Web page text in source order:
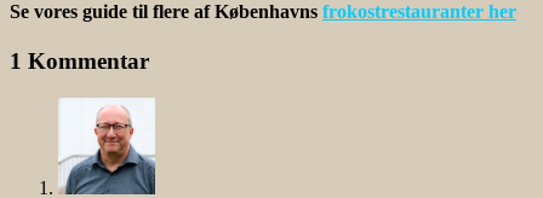
Se vores guide til flere af Københavns frokostrestauranter her
1 Kommentar